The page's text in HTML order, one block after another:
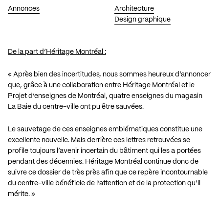
Annonces
Architecture
Design graphique
De la part d’Héritage Montréal :
« Après bien des incertitudes, nous sommes heureux d’annoncer
que, grâce à une collaboration entre Héritage Montréal et le
Projet d’enseignes de Montréal , quatre enseignes du magasin
La Baie du centre-ville ont pu être sauvées.
Le sauvetage de ces enseignes emblématiques constitue une
excellente nouvelle. Mais derrière ces lettres retrouvées se
profile toujours l’avenir incertain du bâtiment qui les a portées
pendant des décennies. Héritage Montréal continue donc de
suivre ce dossier de très près afin que ce repère incontournable
du centre-ville bénéficie de l’attention et de la protection qu’il
mérite. »